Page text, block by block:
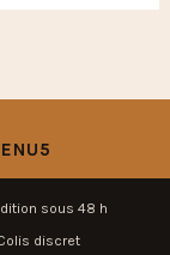
sous 48 h
discret